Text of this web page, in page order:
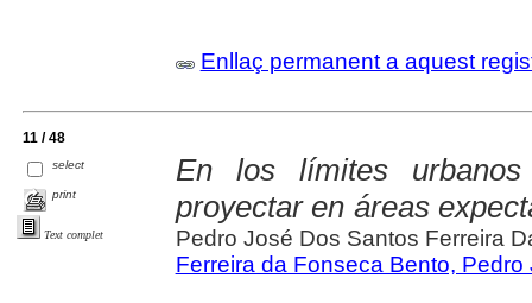
Enllaç permanent a aquest
11 / 48
select
print
Text complet
En los límites
proyectar en áreas
Pedro José Dos Santos Ferreira
Ferreira da Fonseca Bento,